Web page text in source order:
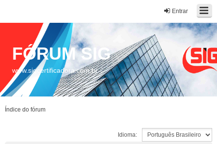
Entrar
FÓRUM SIG
www.sigcertificadora.com.br
Índice do fórum
Idioma: